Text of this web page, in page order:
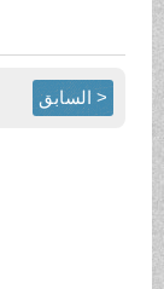
< السابق